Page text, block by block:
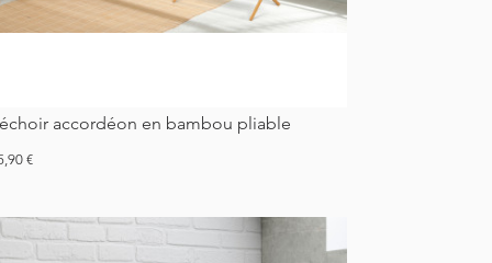
Séchoir accordéon en bambou pliable
€